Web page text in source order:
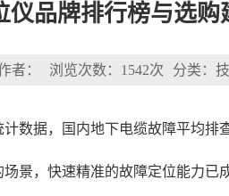
仪品牌排行榜与选购
者： 浏览次数：1542次 分类：
数据，国内地下电缆故障平均
景，快速精准的故障定位能力